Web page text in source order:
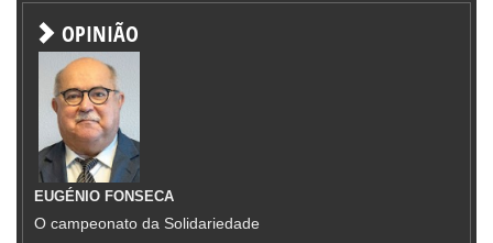
OPINIÃO
EUGÉNIO FONSECA
O campeonato da Solidariedade